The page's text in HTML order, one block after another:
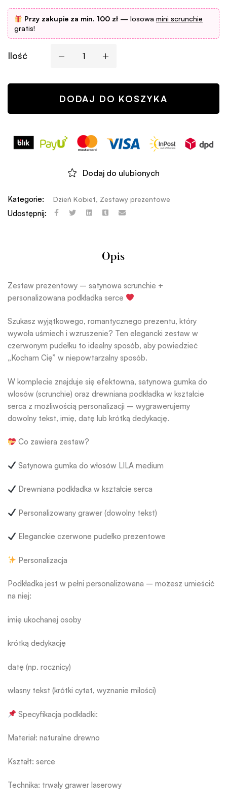
Przy zakupie za min. 100 zł— losowa mini scrunchie
gratis!
Ilość
DODAJ DO KOSZYKA
Dodaj do ulubionych
Kategorie: Dzień Kobiet, Zestawy prezentowe
Udostępnij:
Opis
Zestaw prezentowy – satynowa scrunchie +
personalizowana podkładka serce
Szukasz wyjątkowego, romantycznego prezentu, który
wywoła uśmiech i wzruszenie? Ten elegancki zestaw w
czerwonym pudełku to idealny sposób, aby powiedzieć
„Kocham Cię” w niepowtarzalny sposób.
W komplecie znajduje się efektowna, satynowa gumka do
włosów (scrunchie) oraz drewniana podkładka w kształcie
serca z możliwością personalizacji – wygrawerujemy
dowolny tekst, imię, datę lub krótką dedykację.
Co zawiera zestaw?
Satynowa gumka do włosów LILA medium
Drewniana podkładka w kształcie serca
Personalizowany grawer (dowolny tekst)
Eleganckie czerwone pudełko prezentowe
Personalizacja
Podkładka jest w pełni personalizowana – możesz umieścić
na niej:
imię ukochanej osoby
krótką dedykację
datę (np. rocznicy)
własny tekst (krótki cytat, wyznanie miłości)
Specyfikacja podkładki:
Materiał: naturalne drewno
Kształt: serce
Technika: trwały grawer laserowy